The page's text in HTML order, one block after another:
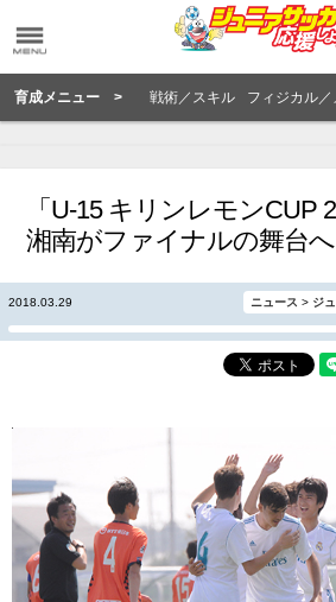
育成メニュー > 戦術／スキル フィジカル
「U-15 キリンレモンCUP
湘南がファイナルの舞台へ
2018.03.29 ニュース > ジ